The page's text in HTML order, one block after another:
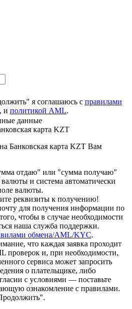
я соглашаюсь с правилами
, и политикой AML.
данные
карта KZT
Банковская карта KZT Вам
отдаю" или "сумма получаю"
и система автоматически
валюты.
реквизиты к получению!
для получения информации по
чтобы в случае необходимости
наша служба поддержки.
обмена/AML/KYC.
что каждая заявка проходит
проверок и, при необходимости,
сервиса может запросить
о плательщике, либо
с условиями — поставьте
ознакомление с правилами.